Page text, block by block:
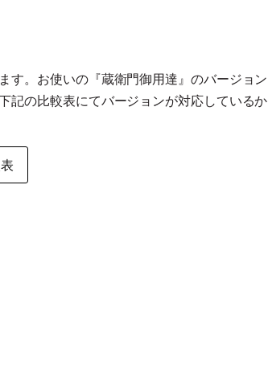
す。お使いの『蔵衛門御用達』のバージョン
記の比較表にてバージョンが対応しているか